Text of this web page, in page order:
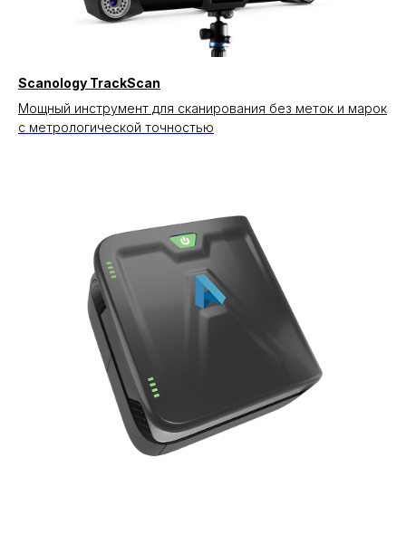
Scanology TrackScan
Мощный инструмент для сканирования без меток и марок
с метрологической точностью